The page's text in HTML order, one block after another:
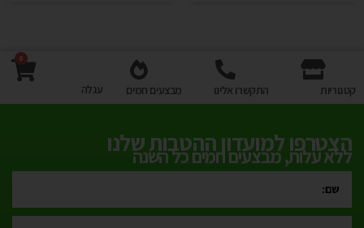
קטגוריות התקשרו אלינו מבצעים חמים
0
עגלה
הצטרפו למועדון ההטבות שלנו
ללא עלות, מבצעים חמים כל השנה